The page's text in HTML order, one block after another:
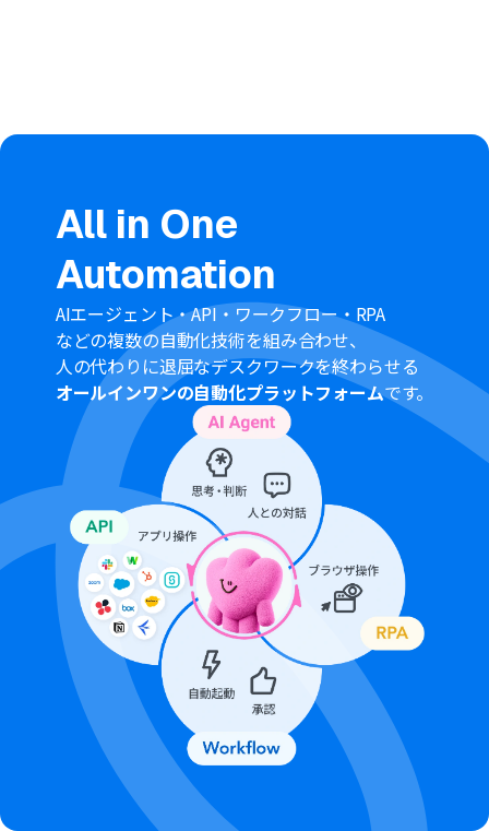
Apollo、GitHubのそれぞれとYoomを連携してくださ
間隔を選択できます。
プランによって最短の起動間隔が異なりますので、ご注意
All in One
Automation
AIエージェント・API・ワークフロー・RPA
などの複数の自動化技術を組み合わせ、
人の代わりに退屈なデスクワークを終わらせる
オールインワンの自動化プラットフォームです。